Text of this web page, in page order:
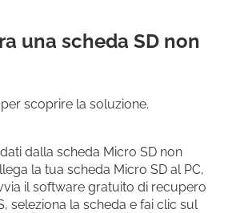
una scheda SD non
scoprire la soluzione.
dalla scheda Micro SD non
la tua scheda Micro SD al PC,
il software gratuito di recupero
seleziona la scheda e fai clic sul